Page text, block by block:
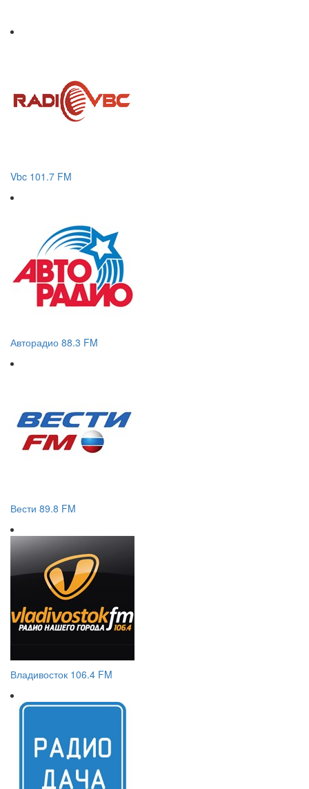
Vbc 101.7 FM
Авторадио 88.3 FM
Вести 89.8 FM
Владивосток 106.4 FM